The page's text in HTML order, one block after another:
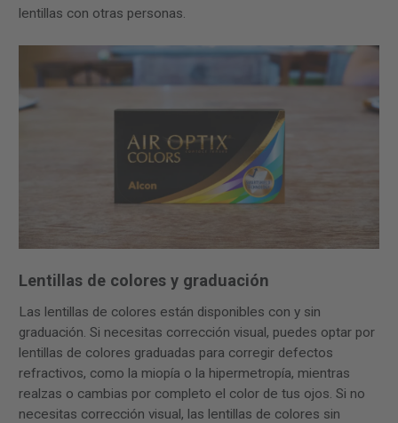
lentillas con otras personas.
Lentillas de colores y graduación
Las lentillas de colores están disponibles con y sin
graduación. Si necesitas corrección visual, puedes optar por
lentillas de colores graduadas para corregir defectos
refractivos, como la miopía o la hipermetropía, mientras
realzas o cambias por completo el color de tus ojos. Si no
necesitas corrección visual, las lentillas de colores sin